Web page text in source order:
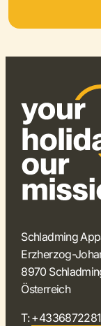
Schladming
Erzherzog-
8970
Österreich
T: